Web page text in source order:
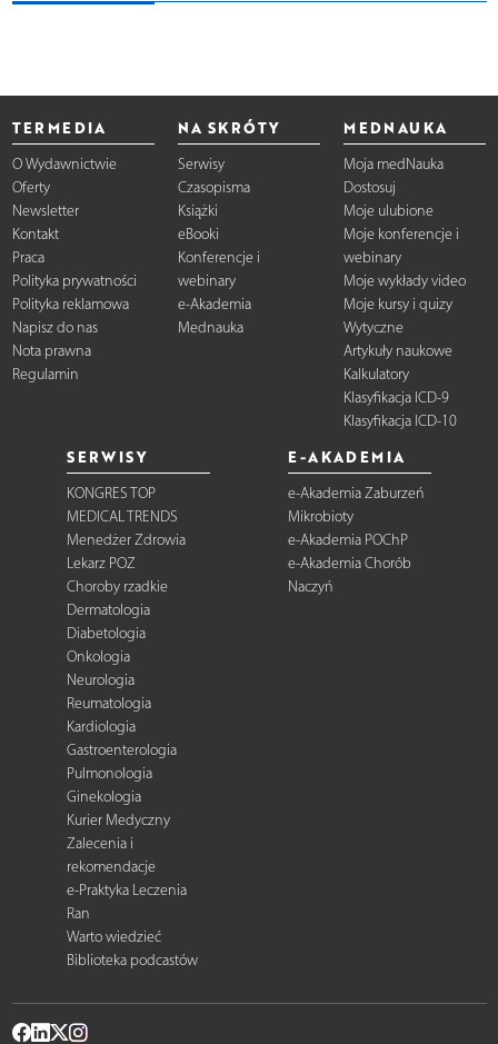
TERMEDIA
O Wydawnictwie
Oferty
Newsletter
Kontakt
Praca
Polityka prywatności
Polityka reklamowa
Napisz do nas
Nota prawna
Regulamin
NA SKRÓTY
Serwisy
Czasopisma
Książki
eBooki
Konferencje i
webinary
e-Akademia
Mednauka
MEDNAUKA
Moja medNauka
Dostosuj
Moje ulubione
Moje konferencje i
webinary
Moje wykłady video
Moje kursy i quizy
Wytyczne
Artykuły naukowe
Kalkulatory
Klasyfikacja ICD-9
Klasyfikacja ICD-10
SERWISY
KONGRES TOP
MEDICAL TRENDS
Menedżer Zdrowia
Lekarz POZ
Choroby rzadkie
Dermatologia
Diabetologia
Onkologia
Neurologia
Reumatologia
Kardiologia
Gastroenterologia
Pulmonologia
Ginekologia
Kurier Medyczny
Zalecenia i
rekomendacje
e-Praktyka Leczenia
Ran
Warto wiedzieć
Biblioteka podcastów
E-AKADEMIA
e-Akademia Zaburzeń
Mikrobioty
e-Akademia POChP
e-Akademia Chorób
Naczyń